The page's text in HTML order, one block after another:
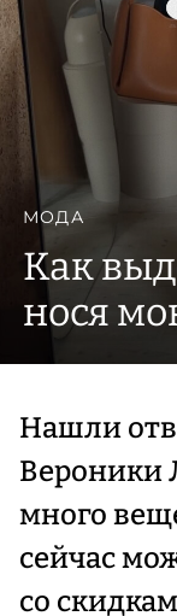
МОДА
Как
нося
Нашли
Вероники
много
сейчас
со